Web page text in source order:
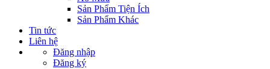
Sản Phẩm Tiện Ích
Sản Phẩm Khác
Tin tức
Liên hệ
Đăng nhập
Đăng ký